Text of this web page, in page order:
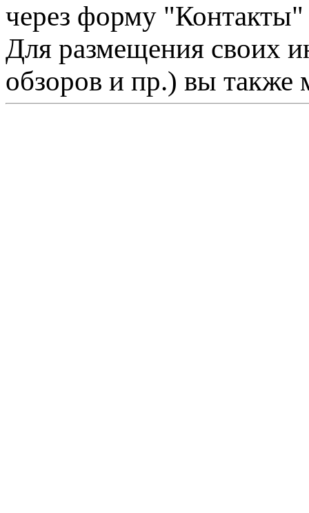
через форму "Контакты"
Для размещения своих
обзоров и пр.) вы также